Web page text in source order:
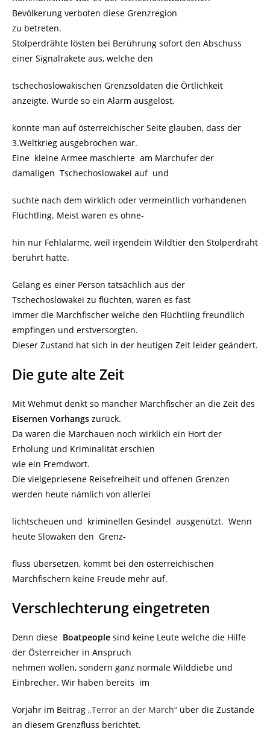
Bevölkerung verboten diese Grenzregion
zu betreten.
Stolperdrähte lösten bei Berührung sofort den Abschuss
einer Signalrakete aus, welche den
tschechoslowakischen Grenzsoldaten die Örtlichkeit
anzeigte. Wurde so ein Alarm ausgelöst,
konnte man auf österreichischer Seite glauben, dass der
3.Weltkrieg ausgebrochen war.
Eine kleine Armee maschierte am Marchufer der
damaligen Tschechoslowakei auf und
suchte nach dem wirklich oder vermeintlich vorhandenen
Flüchtling. Meist waren es ohne-
hin nur Fehlalarme, weil irgendein Wildtier den Stolperdraht
berührt hatte.
Gelang es einer Person tatsächlich aus der
Tschechoslowakei zu flüchten, waren es fast
immer die Marchfischer welche den Flüchtling freundlich
empfingen und erstversorgten.
Dieser Zustand hat sich in der heutigen Zeit leider geändert.
Die gute alte Zeit
Mit Wehmut denkt so mancher Marchfischer an die Zeit des
Eisernen Vorhangs zurück.
Da waren die Marchauen noch wirklich ein Hort der
Erholung und Kriminalität erschien
wie ein Fremdwort.
Die vielgepriesene Reisefreiheit und offenen Grenzen
werden heute nämlich von allerlei
lichtscheuen und kriminellen Gesindel ausgenützt. Wenn
heute Slowaken den Grenz-
fluss übersetzen, kommt bei den österreichischen
Marchfischern keine Freude mehr auf.
Verschlechterung eingetreten
Denn diese Boatpeople sind keine Leute welche die Hilfe
der Österreicher in Anspruch
nehmen wollen, sondern ganz normale Wilddiebe und
Einbrecher. Wir haben bereits im
Vorjahr im Beitrag „Terror an der March“ über die Zustände
an diesem Grenzfluss berichtet.